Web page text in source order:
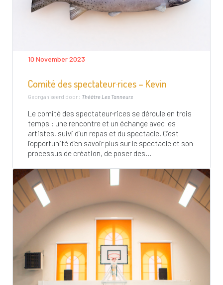
10 November 2023
Comité des spectateur·rices – Kevin
Georganiseerd door : Théâtre Les Tanneurs
Le comité des spectateur·rices se déroule en trois
temps : une rencontre et un échange avec les
artistes, suivi d’un repas et du spectacle. C’est
l’opportunité d’en savoir plus sur le spectacle et son
processus de création, de poser des...